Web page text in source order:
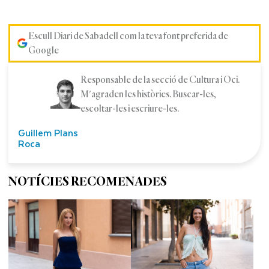
Escull Diari de Sabadell com la teva font preferida de
Google
Guillem Plans
Roca
Responsable de la secció de Cultura i Oci.
M'agraden les històries. Buscar-les,
escoltar-les i escriure-les.
NOTÍCIES RECOMENADES